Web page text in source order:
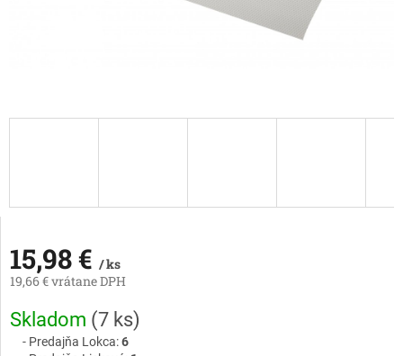
15,98 € / ks
19,66 € vrátane DPH
Jednotková
cena:
Skladom (7 ks)
Predajňa Lokca:6